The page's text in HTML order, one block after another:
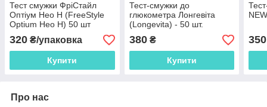
Тест смужки ФріСтайл
Оптіум Нео H (FreeStyle
Optium Нео H) 50 шт
320 ₴/упаковка
Купити
Тест-смужки до
глюкометра Лонгевіта
(Longevita) - 50 шт.
380₴
Купити
350
Про нас